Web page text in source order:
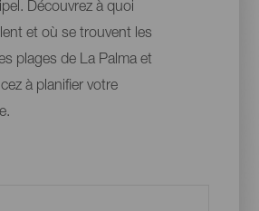
Découvrez à quoi
et où se trouvent les
plages de La Palma et
à planifier votre